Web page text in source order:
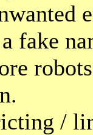
fake
/